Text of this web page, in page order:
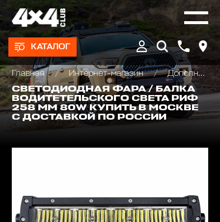
КАТАЛОГ
Главная Интернет-магазин
Дополнительные фары : Светодиодные, Галогеновые , Ксеноновые
СВЕТОДИОДНАЯ ФАРА / БАЛКА
ВОДИТЕТЕЛЬСКОГО СВЕТА РИФ
258 ММ 80W КУПИТЬ В МОСКВЕ
С ДОСТАВКОЙ ПО РОССИИ